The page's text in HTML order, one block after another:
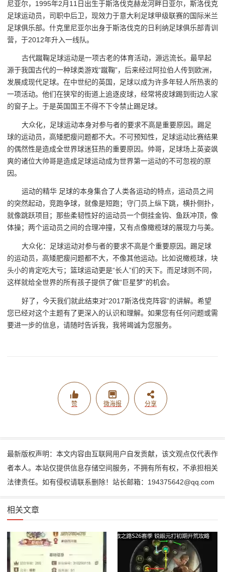
尼亚尔，1995年2月11日出生于斯洛伐克赫龙河畔日亚尔，斯洛伐克
足球运动员，司职中后卫，现效力于意大利足球甲级联赛的国际米兰
足球俱乐部。什克里尼亚尔出身于斯洛伐克的日利纳足球俱乐部青训
营，于2012年升入一线队。
古代蹴鞠足球运动是一项古老的体育活动，源远流长。最早起
源于我国古代的一种球类游戏“蹴鞠”，后来经过阿拉伯人传到欧洲，
发展成现代足球。在中世纪的英国，足球以成为许多年轻人所热衷的
一项活动。他们在狭窄的街道上追逐皮球，经常将皮球踢到街边人家
的窗子上。于是英国国王不得不下令禁止踢足球。
大众化，足球运动本身对参与者的要求不高是重要原因。踢足
球的运动员，高矮肥瘦问题都不大。不可预知性，足球运动比赛结果
的偶然性是造成全世界球迷狂热的重要原因。帅哥，足球场上英姿飒
爽的诸位大帅哥是造成足球运动成为世界第一运动的不可忽视的原
因。
运动的精华 足球的本身集合了人类各运动的特点，运动员之间
的突然起动，竞跑争球，就像是短跑；守门员上纵下跳，横扑侧扑，
就像跳跃项目；那些柔韧性好的运动员一个倒挂金钩、鱼跃冲顶，像
体操；两个运动员之间的合理冲撞，又有点像橄榄球的展现力与美。
大众化：足球运动对参与者的要求不高是个重要原因。踢足球
的运动员，高矮肥瘦问题都不大，不像其他运动。比如说橄榄球，块
头小的肯定吃大亏；篮球运动更是“长人”们的天下。而足球则不同，
这样就给全世界的所有孩子提供了做“巨星梦”的机会。
好了，今天我们就此结束对“2017斯洛伐克阵容”的讲解。希望
您已经对这个主题有了更深入的认识和理解。如果您有任何问题或需
要进一步的信息，请随时告诉我，我将竭诚为您服务。
赞 微海报 分享
最新版权声明：本文内容由互联网用户自发贡献，该文观点仅代表作
者本人。本站仅提供信息存储空间服务，不拥有所有权，不承担相关
法律责任。如有侵权请联系删除！站长邮箱：194375642@qq.com
相关文章